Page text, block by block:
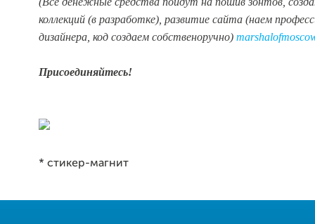
коллекций (в разработке), развитие сайта (наем
дизайнера, код создаем собственоручно)
Присоединяйтесь!
* стикер-магнит